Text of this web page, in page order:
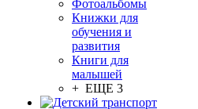
Фотоальбомы
Книжки для
обучения и
развития
Книги для
малышей
+ ЕЩЕ 3